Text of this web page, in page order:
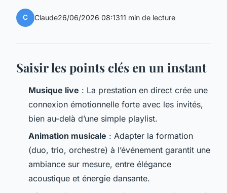
C Claude26/06/2026 08:1311 min de lecture
Saisir les points clés en un instant
Musique live : La prestation en direct crée une
connexion émotionnelle forte avec les invités,
bien au-delà d’une simple playlist.
Animation musicale : Adapter la formation
(duo, trio, orchestre) à l’événement garantit une
ambiance sur mesure, entre élégance
acoustique et énergie dansante.